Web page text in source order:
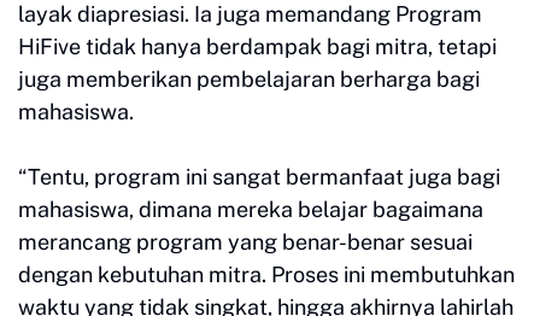
layak diapresiasi. Ia juga memandang Program
HiFive tidak hanya berdampak bagi mitra, tetapi
juga memberikan pembelajaran berharga bagi
mahasiswa.
“Tentu, program ini sangat bermanfaat juga bagi
mahasiswa, dimana mereka belajar bagaimana
merancang program yang benar-benar sesuai
dengan kebutuhan mitra. Proses ini membutuhkan
waktu yang tidak singkat, hingga akhirnya lahirlah